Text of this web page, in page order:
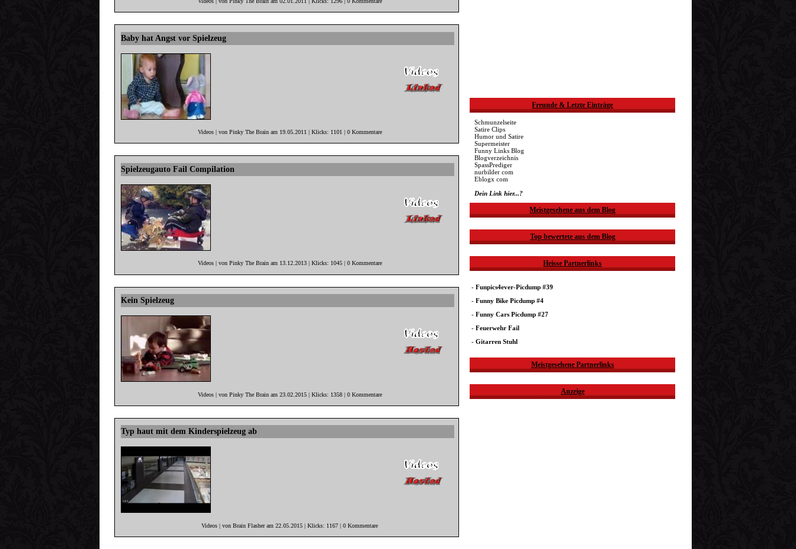
Baby hat Angst vor Spielzeug
Videos | von Pinky The Brain am 19.05.2011 | Klicks: 1101 | 0 Kommentare
Spielzeugauto Fail Compilation
Videos | von Pinky The Brain am 13.12.2013 | Klicks: 1045 | 0 Kommentare
Kein Spielzeug
Videos | von Pinky The Brain am 23.02.2015 | Klicks: 1358 | 0 Kommentare
Typ haut mit dem Kinderspielzeug ab
Videos | von Brain Flasher am 22.05.2015 | Klicks: 1167 | 0 Kommentare
Freunde & Letzte Einträge
Schmunzelseite
Satire Clips
Humor und Satire
Supermeister
Funny Links Blog
Blogverzeichnis
SpassPrediger
nurbilder com
Eblogx com
Dein Link hier...?
Meistgesehene aus dem Blog
Top bewertete aus dem Blog
Heisse Partnerlinks
-Funpics4ever-Picdump #39
-Funny Bike Picdump #4
-Funny Cars Picdump #27
-Feuerwehr Fail
-Gitarren Stuhl
Meistgesehene Partnerlinks
Anzeige